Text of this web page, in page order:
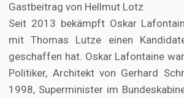
Gastbeitrag von Hellmut Lotz
Seit 2013 bekämpft Oskar
mit Thomas Lutze einen
geschaffen hat. Oskar Lafontaine
Politiker, Architekt von Gerhard
1998, Superminister im